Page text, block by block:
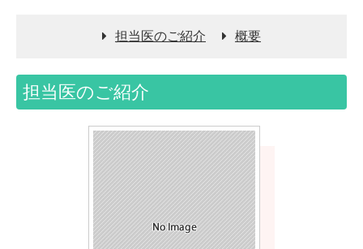
担当医のご紹介 概要
担当医のご紹介